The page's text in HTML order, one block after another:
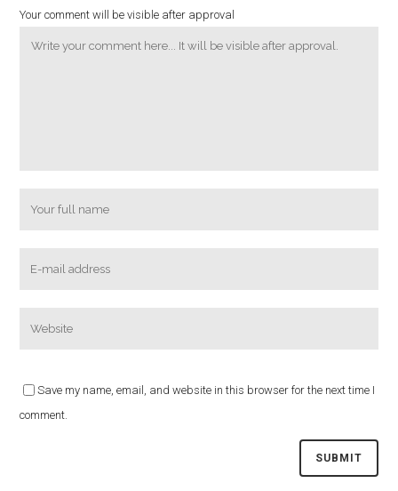
Your comment will be visible after approval
Save my name, email, and website in this browser for the next time I
comment.